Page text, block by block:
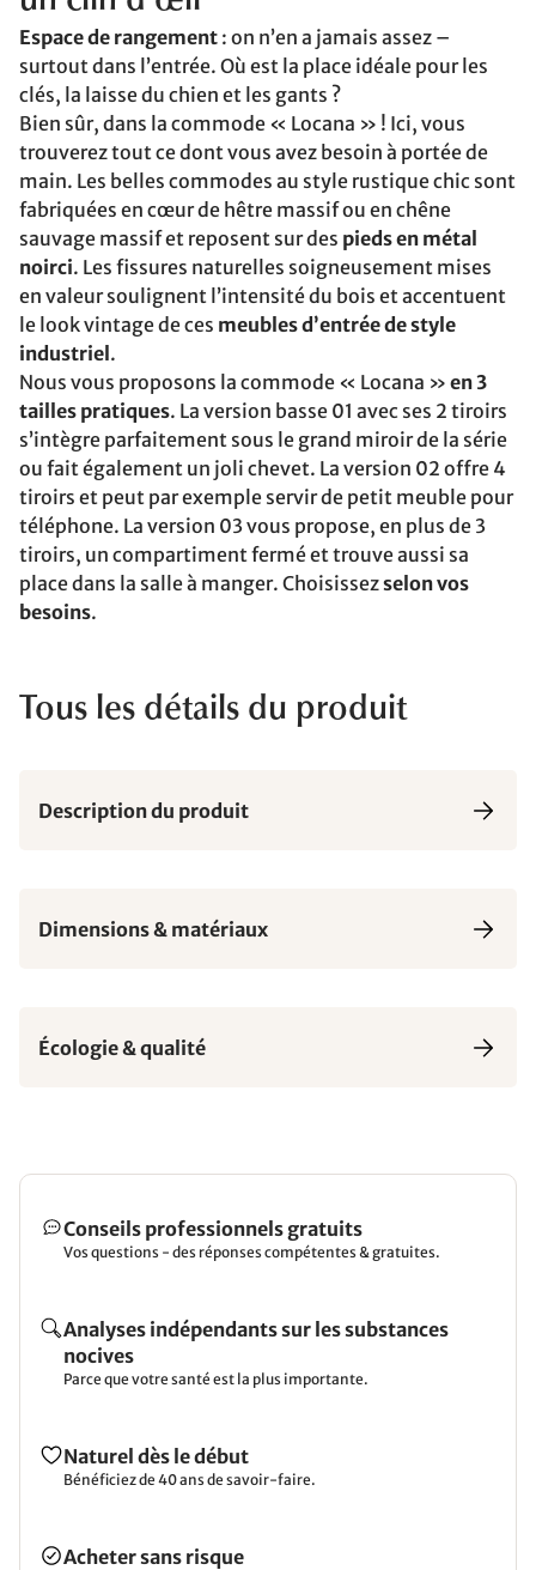
Espace de rangement : on n’en a jamais assez –
surtout dans l’entrée. Où est la place idéale pour les
clés, la laisse du chien et les gants ?
Bien sûr, dans la commode « Locana » ! Ici, vous
trouverez tout ce dont vous avez besoin à portée de
main. Les belles commodes au style rustique chic sont
fabriquées en cœur de hêtre massif ou en chêne
sauvage massif et reposent sur des pieds en métal
noirci. Les fissures naturelles soigneusement mises
en valeur soulignent l’intensité du bois et accentuent
le look vintage de ces meubles d’entrée de style
industriel .
Nous vous proposons la commode « Locana » en 3
tailles pratiques. La version basse 01 avec ses 2 tiroirs
s’intègre parfaitement sous le grand miroir de la série
ou fait également un joli chevet. La version 02 offre 4
tiroirs et peut par exemple servir de petit meuble pour
téléphone. La version 03 vous propose, en plus de 3
tiroirs, un compartiment fermé et trouve aussi sa
place dans la salle à manger. Choisissezselon vos
besoins.
Tous les détails du produit
Description du produit
Dimensions & matériaux
Écologie & qualité
Conseils professionnels gratuits
Vos questions - des réponses compétentes & gratuites.
Analyses indépendants sur les substances
nocives
Parce que votre santé est la plus importante.
Naturel dès le début
Bénéficiez de 40 ans de savoir-faire.
Acheter sans risque